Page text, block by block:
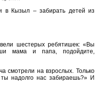
в Кызыл – забирать детей из
шестерых ребятишек: «Вы
мама и папа, подойдите,
смотрели на взрослых. Только
надолго нас забираешь?» И